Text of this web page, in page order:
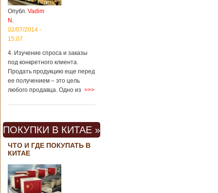
Опубл. Vadim
N.
02/07/2014 -
15:07
4. Изучение спроса и заказы
под конкретного клиента.
Продать продукцию еще перед
ее получением – это цель
любого продавца. Одно из >>>
ПОКУПКИ В КИТАЕ »
ЧТО И ГДЕ ПОКУПАТЬ В
КИТАЕ